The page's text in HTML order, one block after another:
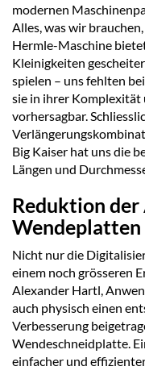
modernen
Alles, was wir
Hermle-Maschine
Kleinigkeiten
spielen – uns fehlten
sie in ihrer Komplexität
vorhersagbar.
Big Kaiser hat uns die
Längen und
Reduktion
Wendeplatten
Nicht nur die
einem noch grösseren
Alexander Hartl,
auch physisch einen
Verbesserung
Wendeschneidplatte.
einfacher und